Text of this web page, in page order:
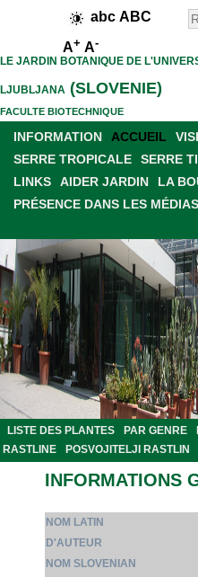
abc ABC
A+ A-
LE JARDIN BOTANIQUE DE
LJUBLJANA (SLOVENIE)
FACULTE BIOTECHNIQUE
INFORMATION ACCUEIL
SERRE TROPICALE
SERRE
LINKS
AIDER JARDIN LA
PRÉSENCE DANS LES MÉDIAS
LISTE DES PLANTES PAR GENRE
RASTLINE
POSVOJITELJI RASTLIN
INFORMATIONS
NOM LATIN
D'AUTEUR
NOM SLOVENIAN